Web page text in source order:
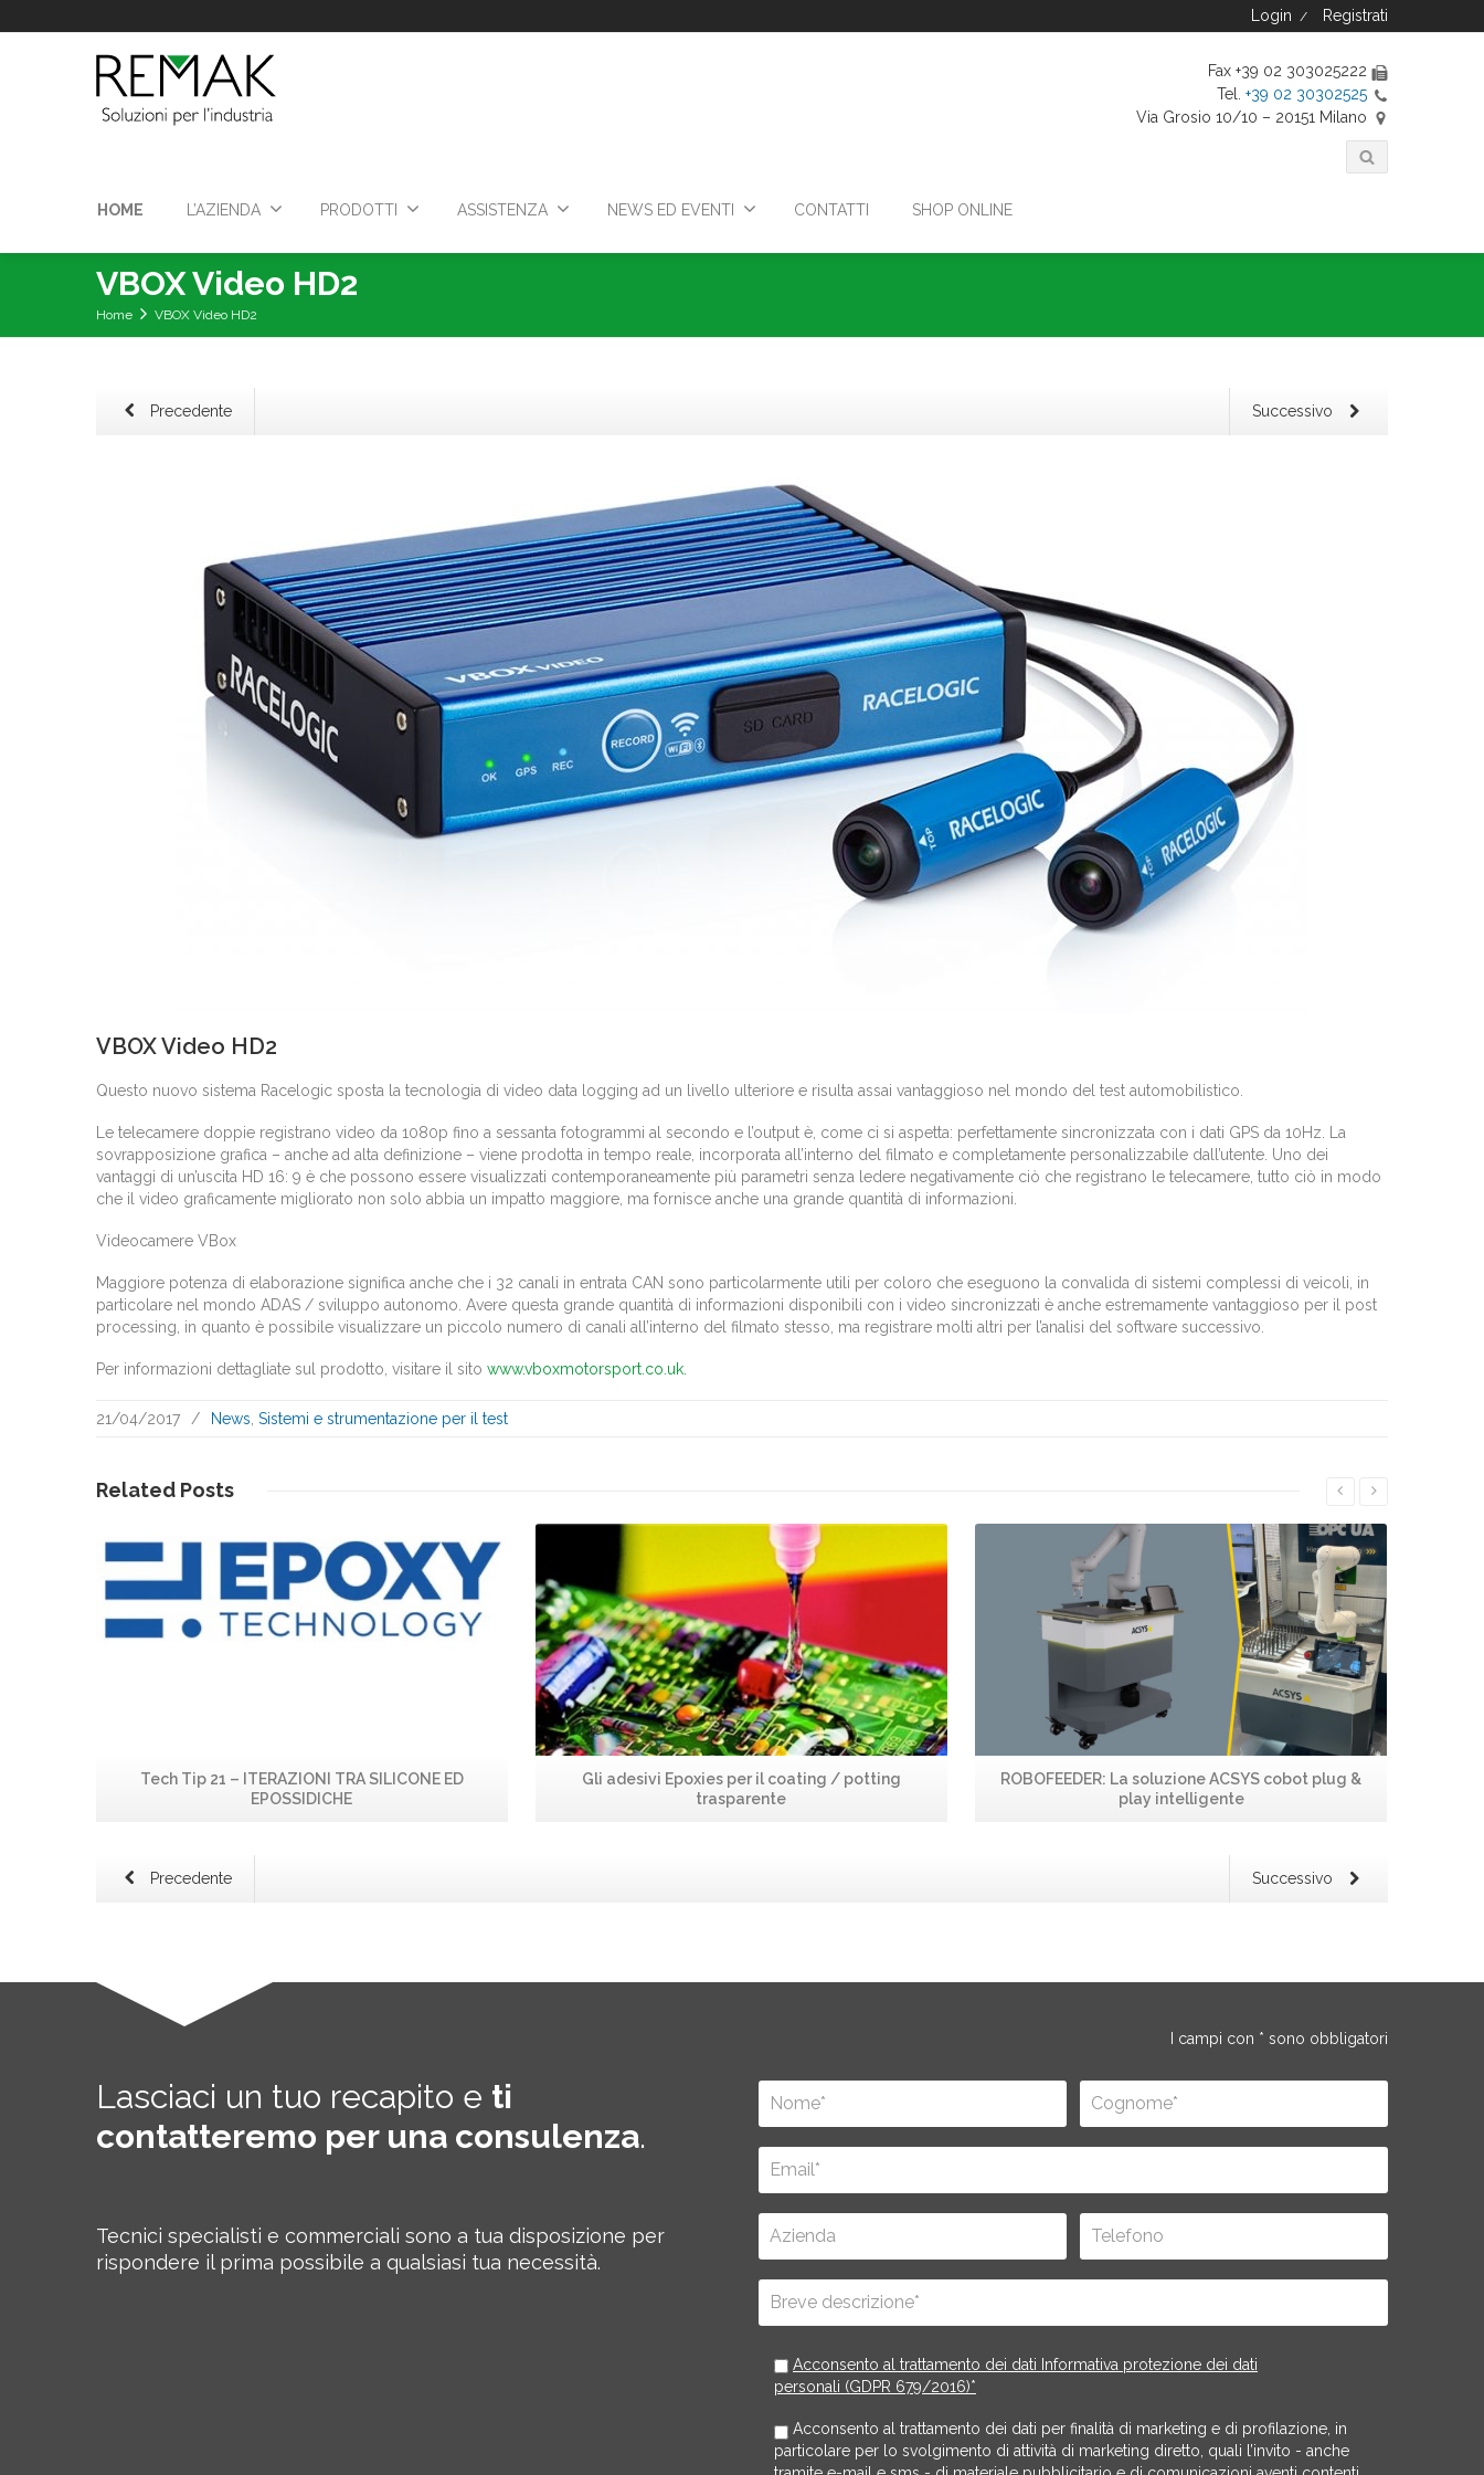
Login / Registrati
Fax +39 02 303025222
Tel. +39 02 30302525
Via Grosio 10/10 – 20151 Milano
HOME L’AZIENDA PRODOTTI ASSISTENZA NEWS ED EVENTI CONTATTI SHOP ONLINE
VBOX Video HD2
Home VBOX Video HD2
Successivo
Precedente
VBOX Video HD2
Questo nuovo sistema Racelogic sposta la tecnologia di video data logging ad un livello ulteriore e risulta assai vantaggioso nel mondo del test automobilistico.
Le telecamere doppie registrano video da 1080p fino a sessanta fotogrammi al secondo e l’output è, come ci si aspetta: perfettamente sincronizzata con i dati GPS da 10Hz.
La
sovrapposizione grafica – anche ad alta definizione – viene prodotta in tempo reale, incorporata all’interno del filmato e completamente personalizzabile dall’utente. Uno dei
vantaggi di un’uscita HD 16: 9 è che possono essere visualizzati contemporaneamente più parametri senza ledere negativamente ciò che registrano le telecamere, tutto ciò in modo
che il video graficamente migliorato non solo abbia un impatto maggiore, ma fornisce anche una grande quantità di informazioni.
Videocamere VBox
Maggiore potenza di elaborazione significa anche che i 32 canali in entrata CAN sono particolarmente utili per coloro che eseguono la convalida di sistemi complessi di veicoli, in
particolare nel mondo ADAS / sviluppo autonomo. Avere questa grande quantità di informazioni disponibili con i video sincronizzati è anche estremamente vantaggioso per il post
processing, in quanto è possibile visualizzare un piccolo numero di canali all’interno del filmato stesso, ma registrare molti altri per l’analisi del software successivo.
Per informazioni dettagliate sul prodotto, visitare il sito www.vboxmotorsport.co.uk.
21/04/2017 / News Sistemi e strumentazione per il test
Related Posts
Tech Tip 21 – ITERAZIONI TRA SILICONE ED
EPOSSIDICHE
Gli adesivi Epoxies per il coating / potting
trasparente
ROBOFEEDER: La soluzione ACSYS cobot plug &
play intelligente
Successivo
Precedente
Lasciaci un tuo recapito e ti
contatteremo per una consulenza.
Tecnici specialisti e commerciali sono a tua disposizione per
rispondere il prima possibile a qualsiasi tua necessità.
I campi con * sono obbligatori
Acconsento al trattamento dei dati Informativa protezione dei dati
personali (GDPR 679/2016)*
Acconsento al trattamento dei dati per finalità di marketing e di profilazione, in
particolare per lo svolgimento di attività di marketing diretto, quali l’invito - anche